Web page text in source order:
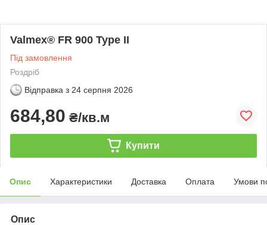
Valmex® FR 900 Type II
Під замовлення
Роздріб
Відправка з 24 серпня 2026
684,80 ₴/кв.м
Купити
Опис Характеристики Доставка Оплата Умови
Опис